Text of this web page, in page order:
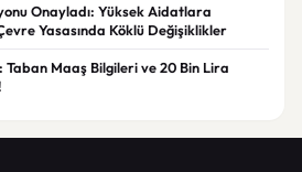
Onayladı: Yüksek Aidatlara
Yasasında Köklü Değişiklikler
Taban Maaş Bilgileri ve 20 Bin Lira